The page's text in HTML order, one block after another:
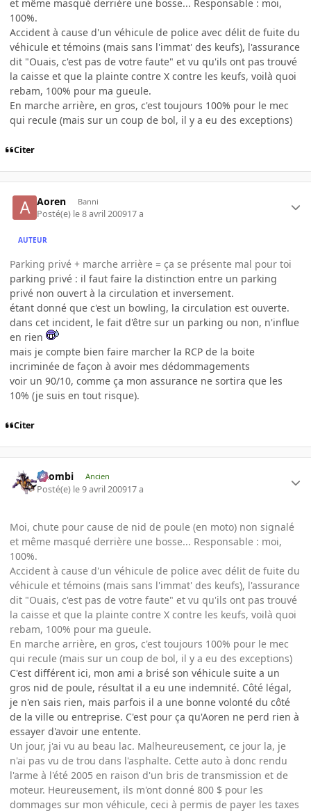
et même masqué derrière une bosse... Responsable : moi,
100%.
Accident à cause d'un véhicule de police avec délit de fuite du
véhicule et témoins (mais sans l'immat' des keufs), l'assurance
dit "Ouais, c'est pas de votre faute" et vu qu'ils ont pas trouvé
la caisse et que la plainte contre X contre les keufs, voilà quoi
rebam, 100% pour ma gueule.
En marche arrière, en gros, c'est toujours 100% pour le mec
qui recule (mais sur un coup de bol, il y a eu des exceptions)
Citer
Aoren Banni
Posté(e) le 8 avril 200917 a
AUTEUR
Parking privé + marche arrière = ça se présente mal pour toi
parking privé : il faut faire la distinction entre un parking
privé non ouvert à la circulation et inversement.
étant donné que c'est un bowling, la circulation est ouverte.
dans cet incident, le fait d'être sur un parking ou non, n'influe
en rien
mais je compte bien faire marcher la RCP de la boite
incriminée de façon à avoir mes dédommagements
voir un 90/10, comme ça mon assurance ne sortira que les
10% (je suis en tout risque).
Citer
XZombi Ancien
Posté(e) le 9 avril 200917 a
Moi, chute pour cause de nid de poule (en moto) non signalé
et même masqué derrière une bosse... Responsable : moi,
100%.
Accident à cause d'un véhicule de police avec délit de fuite du
véhicule et témoins (mais sans l'immat' des keufs), l'assurance
dit "Ouais, c'est pas de votre faute" et vu qu'ils ont pas trouvé
la caisse et que la plainte contre X contre les keufs, voilà quoi
rebam, 100% pour ma gueule.
En marche arrière, en gros, c'est toujours 100% pour le mec
qui recule (mais sur un coup de bol, il y a eu des exceptions)
C'est différent ici, mon ami a brisé son véhicule suite a un
gros nid de poule, résultat il a eu une indemnité. Côté légal,
je n'en sais rien, mais parfois il a une bonne volonté du côté
de la ville ou entreprise. C'est pour ça qu'Aoren ne perd rien à
essayer d'avoir une entente.
Un jour, j'ai vu au beau lac. Malheureusement, ce jour la, je
n'ai pas vu de trou dans l'asphalte. Cette auto à donc rendu
l'arme à l'été 2005 en raison d'un bris de transmission et de
moteur. Heureusement, ils m'ont donné 800 $ pour les
dommages sur mon véhicule, ceci à permis de payer les taxes